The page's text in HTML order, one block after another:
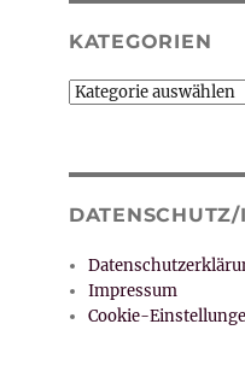
KATEGORIEN
Kategorien
Impressum
Cookie-